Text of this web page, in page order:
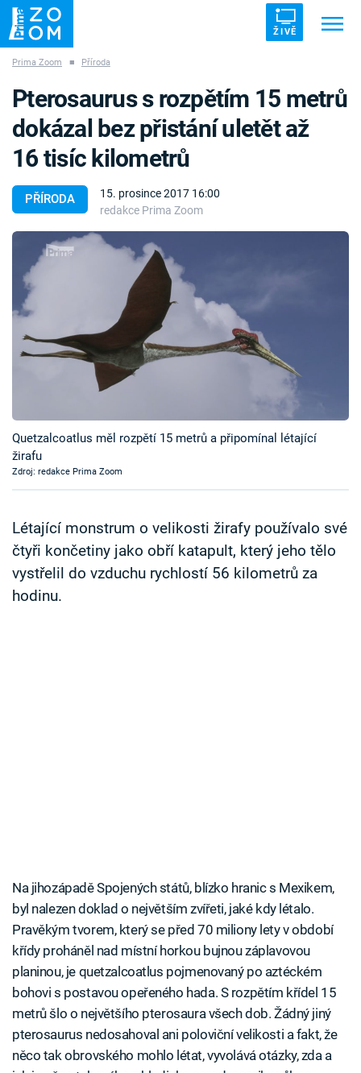
ŽIVĚ
ZÁHADY VETŘELCI DÁVNOVĚKU
Témata
Témata
Pořady
TV Program
Sledujte prima+
Přihlášení
Sledujte nás
Prima Zoom ■ Příroda
PŘÍRODA
15. prosince 2017 16:00
redakce Prima Zoom
Pterosaurus s rozpětím 15 metrů
dokázal bez přistání uletět až
16 tisíc kilometrů
Quetzalcoatlus měl rozpětí 15 metrů a připomínal létající
žirafu
Zdroj: redakce Prima Zoom
Létající monstrum o velikosti žirafy používalo své
čtyři končetiny jako obří katapult, který jeho tělo
vystřelil do vzduchu rychlostí 56 kilometrů za
hodinu.
Na jihozápadě Spojených států, blízko hranic s Mexikem,
byl nalezen doklad o největším zvířeti, jaké kdy létalo.
Pravěkým tvorem, který se před 70 miliony lety v období
křídy proháněl nad místní horkou bujnou záplavovou
planinou, je quetzalcoatlus pojmenovaný po aztéckém
bohovi s postavou opeřeného hada. S rozpětím křídel 15
metrů šlo o největšího pterosaura všech dob. Žádný jiný
pterosaurus nedosahoval ani poloviční velikosti a fakt, že
něco tak obrovského mohlo létat, vyvolává otázky, zda a